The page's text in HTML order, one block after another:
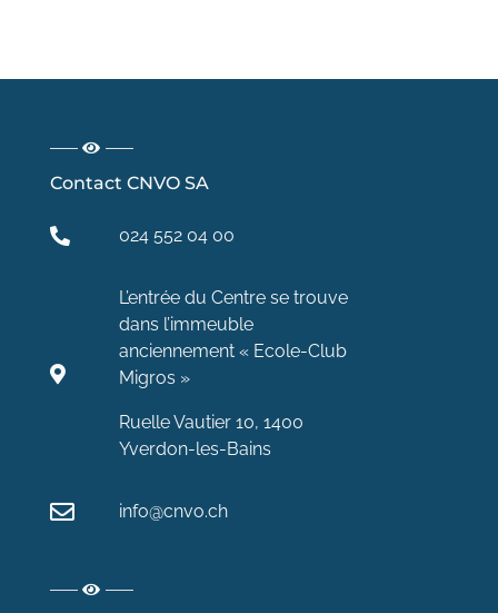
Contact CNVO SA
024 552 04 00
L’entrée du Centre se trouve
dans l’immeuble
anciennement « Ecole-Club
Migros »
Ruelle Vautier 10, 1400
Yverdon-les-Bains
info@cnvo.ch